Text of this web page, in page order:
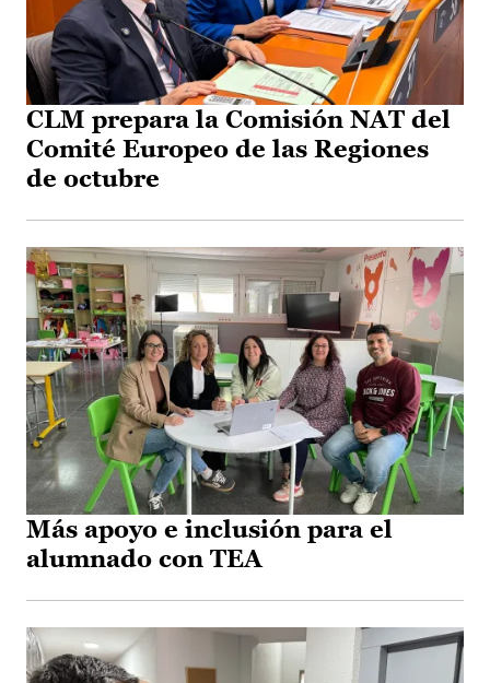
CLM prepara la Comisión NAT del
Comité Europeo de las Regiones
de octubre
Más apoyo e inclusión para el
alumnado con TEA